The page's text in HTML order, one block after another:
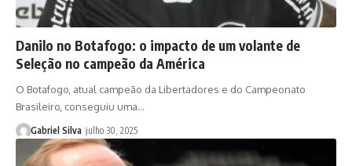
Danilo no Botafogo: o impacto de um volante de
Seleção no campeão da América
O Botafogo, atual campeão da Libertadores e do Campeonato
Brasileiro, conseguiu uma…
Gabriel Silva julho 30, 2025